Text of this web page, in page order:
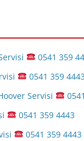
0541 359
0541 359 4443
Servisi
0541 359 4443
0541 359 4443